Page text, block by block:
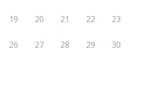
19 20 21 22 23
26 27 28 29 30